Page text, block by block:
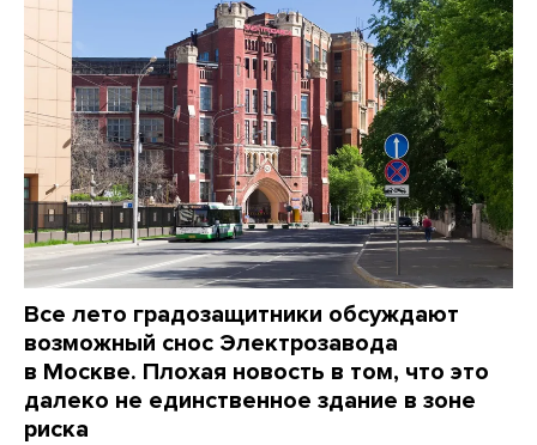
Все лето градозащитники обсуждают
возможный снос Электрозавода
в Москве. Плохая новость в том, что это
далеко не единственное здание в зоне
риска